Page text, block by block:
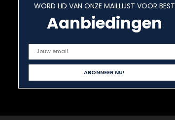
WORD LID VAN ONZE MAILLIJST VOOR BEST
Aanbiedingen